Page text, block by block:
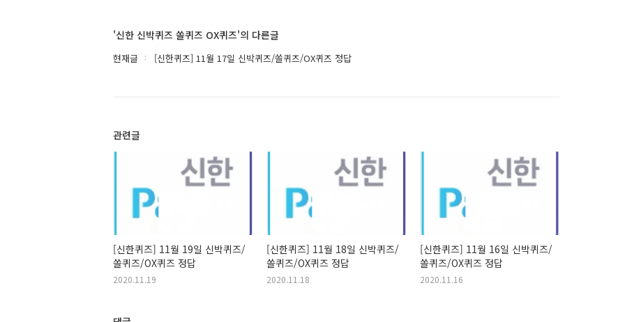
'신한 신박퀴즈 쏠퀴즈 OX퀴즈'의 다른글
현재글 [신한퀴즈] 11월 17일 신박퀴즈/쏠퀴즈/OX퀴즈 정답
관련글
[신한퀴즈] 11월 19일 신박퀴즈/
쏠퀴즈/OX퀴즈 정답
2020.11.19
[신한퀴즈] 11월 18일 신박퀴즈/
쏠퀴즈/OX퀴즈 정답
2020.11.18
[신한퀴즈] 11월 16일 신박퀴즈/
쏠퀴즈/OX퀴즈 정답
2020.11.16